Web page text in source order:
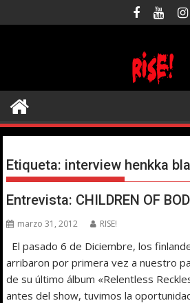
al
Etiqueta: interview henkka
Entrevista: CHILDREN OF
marzo 31, 2012 RISE!
El pasado 6 de Diciembre, los
arribaron por primera vez a nuestro
de su último álbum «Relentless
antes del show, tuvimos la